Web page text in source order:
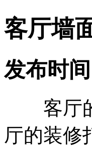
客厅墙
发布时
客厅的
厅的装修